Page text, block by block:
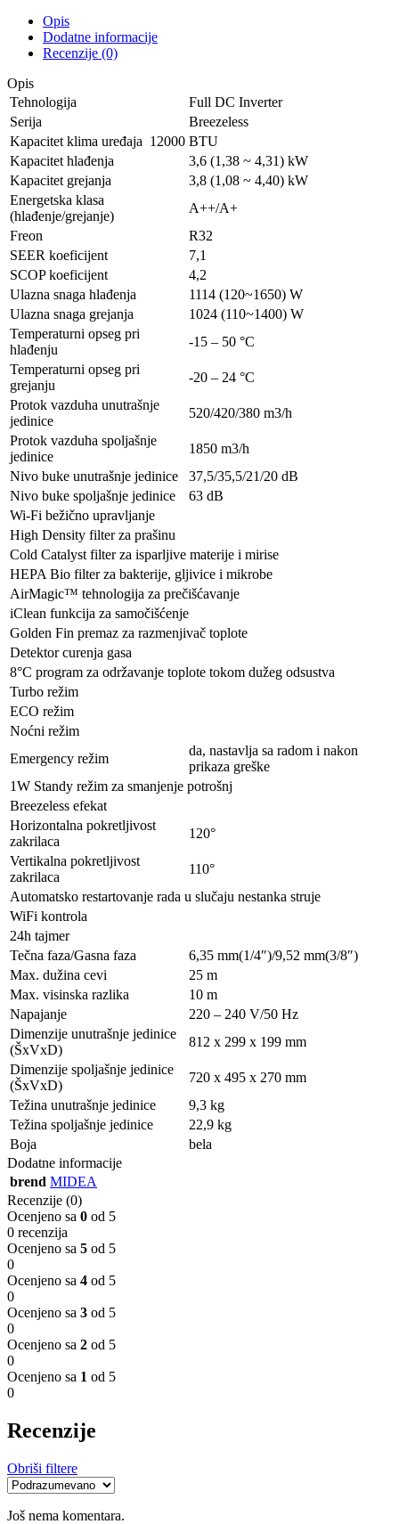
Opis
Dodatne informacije
Recenzije (0)
Opis
Tehnologija
Full DC Inverter
Serija
Вrееzеlеѕѕ
Kapacitet klima uređaja 12000 BTU
Kapacitet hlađenja
3,6 (1,38 ~ 4,31) kW
Kapacitet grejanja
3,8 (1,08 ~ 4,40) kW
Energetska klasa
(hlađenje/grejanje)
A++/A+
Freon
R32
SEER koeficijent
7,1
SCOP koeficijent
4,2
Ulazna snaga hlađenja
1114 (120~1650) W
Ulazna snaga grejanja
1024 (110~1400) W
Temperaturni opseg pri
hlađenju
-15 – 50 °C
Temperaturni opseg pri
grejanju
-20 – 24 °C
Protok vazduha unutrašnje
jedinice
520/420/380 m3/h
Protok vazduha spoljašnje
jedinice
1850 m3/h
Nivo buke unutrašnje jedinice
37,5/35,5/21/20 dB
Nivo buke spoljašnje jedinice
63 dB
Wi-Fi bežično upravljanje
High Density filter za prašinu
Cold Catalyst filter za isparljive materije i mirise
HEPA Bio filter za bakterije, gljivice i mikrobe
AirMagic™ tehnologija za prečišćavanje
iClean funkcija za samočišćenje
Golden Fin premaz za razmenjivač toplote
Detektor curenja gasa
8°C program za održavanje toplote tokom dužeg odsustva
Turbo režim
ECO režim
Noćni režim
Emergency režim
da, nastavlja sa radom i nakon
prikaza greške
1W Standy režim za smanjenje potrošnj
Breezeless efekat
Horizontalna pokretljivost
zakrilaca
120°
Vertikalna pokretljivost
zakrilaca
110°
Automatsko restartovanje rada u slučaju nestanka struje
WiFi kontrola
24h tajmer
Tečna faza/Gasna faza
6,35 mm(1/4″)/9,52 mm(3/8″)
Max. dužina cevi
25 m
Max. visinska razlika
10 m
Napajanje
220 – 240 V/50 Hz
Dimenzije unutrašnje jedinice
(ŠxVxD)
812 x 299 x 199 mm
Dimenzije spoljašnje jedinice
(ŠxVxD)
720 x 495 x 270 mm
Težina unutrašnje jedinice
9,3 kg
Težina spoljašnje jedinice
22,9 kg
Boja
bela
Dodatne informacije
brend MIDEA
Recenzije (0)
Ocenjeno sa 0 od 5
0 recenzija
Ocenjeno sa 5 od 5
0
Ocenjeno sa 4 od 5
0
Ocenjeno sa 3 od 5
0
Ocenjeno sa 2 od 5
0
Ocenjeno sa 1 od 5
0
Recenzije
Obriši filtere
Još nema komentara.